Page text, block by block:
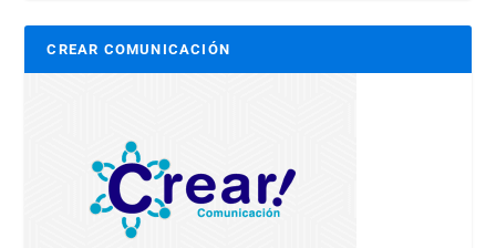
CREAR COMUNICACIÓN